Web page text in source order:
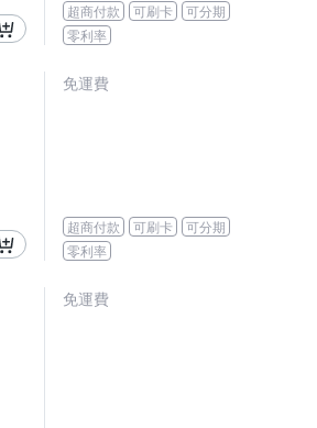
超商付款 可刷卡
可分期
零利率
免運費
超商付款 可刷卡
可分期
零利率
免運費